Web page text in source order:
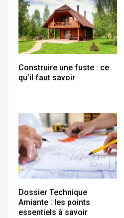
Construire une fuste : ce
qu’il faut savoir
Dossier Technique
Amiante : les points
essentiels à savoir